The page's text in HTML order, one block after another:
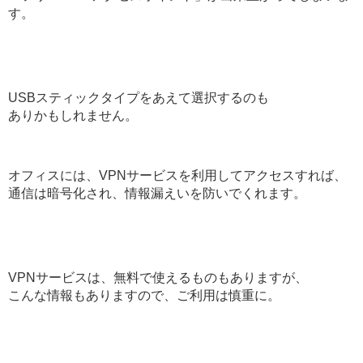
す。
USBスティックタイプをあえて選択するのも
ありかもしれません。
オフィスには、VPNサービスを利用してアクセスすれば、
通信は暗号化され、情報漏えいを防いでくれます。
VPNサービスは、無料で使えるものもありますが、
こんな情報もありますので、ご利用は慎重に。